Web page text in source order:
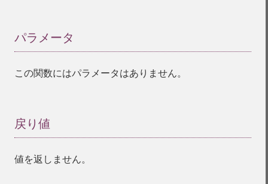
パラメータ
この関数にはパラメータはありません。
戻り値
値を返しません。